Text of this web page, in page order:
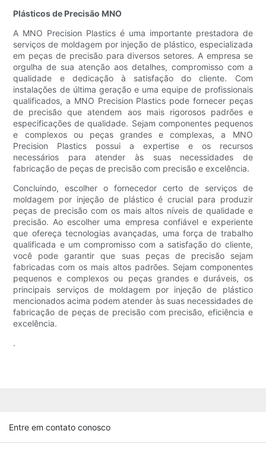
Plásticos de Precisão MNO
A MNO Precision Plastics é uma importante prestadora de
serviços de moldagem por injeção de plástico, especializada
em peças de precisão para diversos setores. A empresa se
orgulha de sua atenção aos detalhes, compromisso com a
qualidade e dedicação à satisfação do cliente. Com
instalações de última geração e uma equipe de profissionais
qualificados, a MNO Precision Plastics pode fornecer peças
de precisão que atendem aos mais rigorosos padrões e
especificações de qualidade. Sejam componentes pequenos
e complexos ou peças grandes e complexas, a MNO
Precision Plastics possui a expertise e os recursos
necessários para atender às suas necessidades de
fabricação de peças de precisão com precisão e excelência.
Concluindo, escolher o fornecedor certo de serviços de
moldagem por injeção de plástico é crucial para produzir
peças de precisão com os mais altos níveis de qualidade e
precisão. Ao escolher uma empresa confiável e experiente
que ofereça tecnologias avançadas, uma força de trabalho
qualificada e um compromisso com a satisfação do cliente,
você pode garantir que suas peças de precisão sejam
fabricadas com os mais altos padrões. Sejam componentes
pequenos e complexos ou peças grandes e duráveis, os
principais serviços de moldagem por injeção de plástico
mencionados acima podem atender às suas necessidades de
fabricação de peças de precisão com precisão, eficiência e
excelência.
.
Entre em contato conosco